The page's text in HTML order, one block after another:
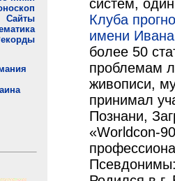
систем,
Клуба
имени
более 50
проблемам
живописи,
принимал
Познани,
«Worldcon-